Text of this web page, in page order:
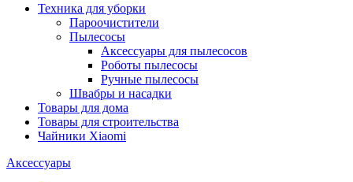
Техника для уборки
Пароочистители
Пылесосы
Аксессуары для пылесосов
Роботы пылесосы
Ручные пылесосы
Швабры и насадки
Товары для дома
Товары для строительства
Чайники Xiaomi
Аксессуары